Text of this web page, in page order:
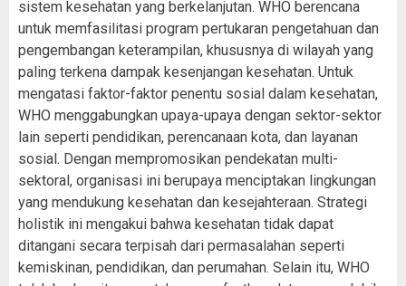
sistem kesehatan yang berkelanjutan. WHO berencana
untuk memfasilitasi program pertukaran pengetahuan dan
pengembangan keterampilan, khususnya di wilayah yang
paling terkena dampak kesenjangan kesehatan. Untuk
mengatasi faktor-faktor penentu sosial dalam kesehatan,
WHO menggabungkan upaya-upaya dengan sektor-sektor
lain seperti pendidikan, perencanaan kota, dan layanan
sosial. Dengan mempromosikan pendekatan multi-
sektoral, organisasi ini berupaya menciptakan lingkungan
yang mendukung kesehatan dan kesejahteraan. Strategi
holistik ini mengakui bahwa kesehatan tidak dapat
ditangani secara terpisah dari permasalahan seperti
kemiskinan, pendidikan, dan perumahan. Selain itu, WHO